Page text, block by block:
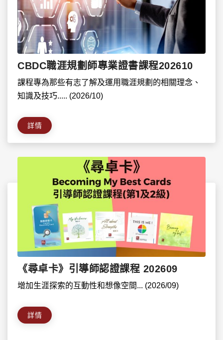
CBDC職涯規劃師專業證書課程202610
課程專為那些有志了解及運用職涯規劃的相關理念、
知識及技巧..... (2026/10)
詳情
《尋卓卡》引導師認證課程 202609
增加生涯探索的互動性和想像空間... (2026/09)
詳情